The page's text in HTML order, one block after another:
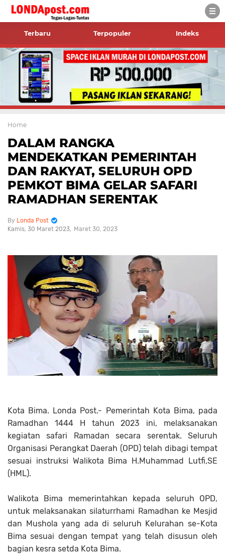
Terbaru Terpopuler Indeks
Home
DALAM RANGKA
MENDEKATKAN PEMERINTAH
DAN RAKYAT, SELURUH OPD
PEMKOT BIMA GELAR SAFARI
RAMADHAN SERENTAK
Londa Post
Kamis, 30 Maret 2023
Maret 30, 2023
Kota Bima. Londa Post.- Pemerintah Kota Bima, pada
Ramadhan 1444 H tahun 2023 ini, melaksanakan
kegiatan safari Ramadan secara serentak. Seluruh
Organisasi Perangkat Daerah (OPD) telah dibagi tempat
sesuai instruksi Walikota Bima H.Muhammad Lutfi,SE
(HML).
Walikota Bima memerintahkan kepada seluruh OPD,
untuk melaksanakan silaturrhami Ramadhan ke Mesjid
dan Mushola yang ada di seluruh Kelurahan se-Kota
Bima sesuai dengan tempat yang telah disusun oleh
bagian kesra setda Kota Bima.